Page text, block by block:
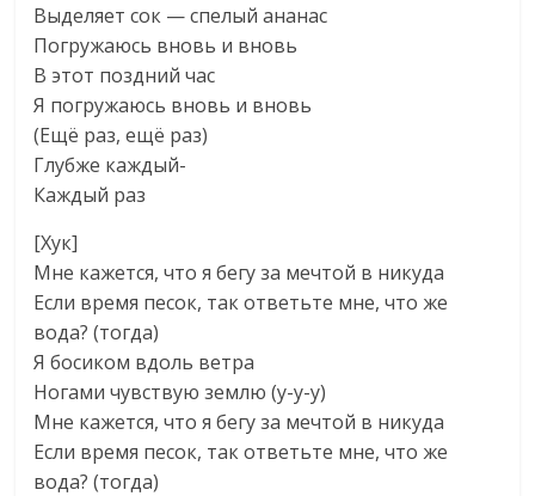
Выделяет сок — спелый ананас
Погружаюсь вновь и вновь
В этот поздний час
Я погружаюсь вновь и вновь
(Ещё раз, ещё раз)
Глубже каждый-
Каждый раз
[Хук]
Мне кажется, что я бегу за мечтой в никуда
Если время песок, так ответьте мне, что же
вода? (тогда)
Я босиком вдоль ветра
Ногами чувствую землю (у-у-у)
Мне кажется, что я бегу за мечтой в никуда
Если время песок, так ответьте мне, что же
вода? (тогда)